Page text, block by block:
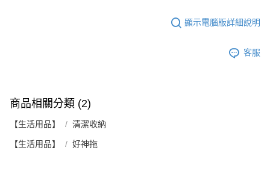
顯示電腦版詳細說明
客服
商品相關分類 (2)
【生活用品】 清潔收納
【生活用品】 好神拖